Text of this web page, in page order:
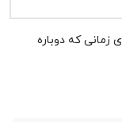
زمانی که دوباره